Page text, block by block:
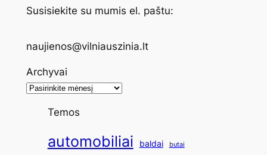
Susisiekite su mumis el. paštu:
naujienos@vilniauszinia.lt
Archyvai
Temos
automobiliai baldai butai